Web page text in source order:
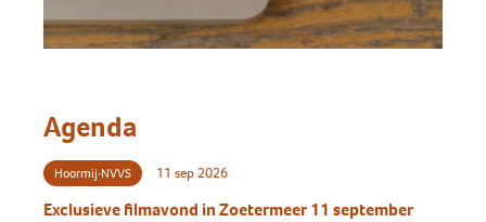
Agenda
Hoormij∙NVVS 11 sep 2026
Exclusieve filmavond in Zoetermeer 11 september